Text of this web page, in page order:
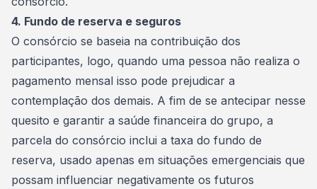
4. Fundo de reserva e seguros
O consórcio se baseia na contribuição dos
participantes, logo, quando uma pessoa não realiza o
pagamento mensal isso pode prejudicar a
contemplação dos demais. A fim de se antecipar nesse
quesito e garantir a saúde financeira do grupo, a
parcela do consórcio inclui a taxa do fundo de
reserva, usado apenas em situações emergenciais que
possam influenciar negativamente os futuros